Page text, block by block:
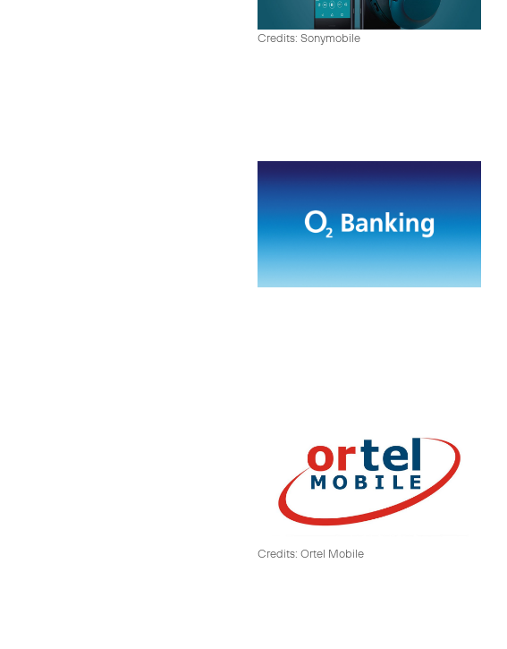
Credits: Sonymobile
Credits: Ortel Mobile